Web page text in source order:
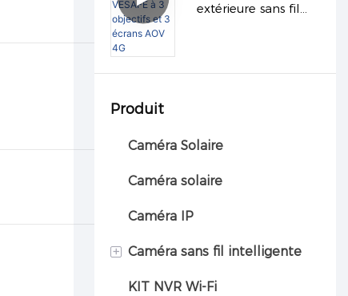
extérieure sans fil
Produit
Caméra Solaire
Caméra solaire
Caméra IP
+ Caméra sans fil intelligente
Caméra automobile
KIT NVR Wi-Fi